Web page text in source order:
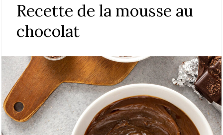
Recette de la mousse au
chocolat